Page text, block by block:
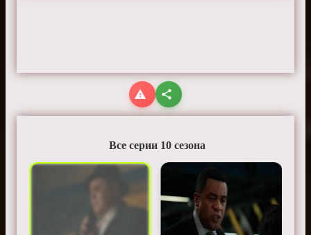
Все серии 10 сезона